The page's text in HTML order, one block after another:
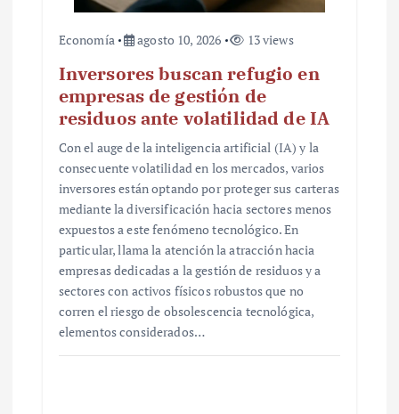
Economía agosto 10, 2026 13 views
Inversores buscan refugio en
empresas de gestión de
residuos ante volatilidad de IA
Con el auge de la inteligencia artificial (IA) y la
consecuente volatilidad en los mercados, varios
inversores están optando por proteger sus carteras
mediante la diversificación hacia sectores menos
expuestos a este fenómeno tecnológico. En
particular, llama la atención la atracción hacia
empresas dedicadas a la gestión de residuos y a
sectores con activos físicos robustos que no
corren el riesgo de obsolescencia tecnológica,
elementos considerados…